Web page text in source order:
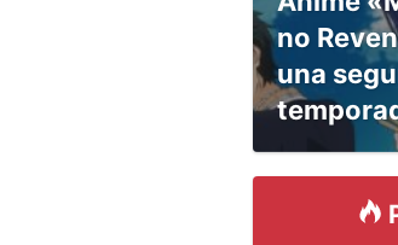
no
una